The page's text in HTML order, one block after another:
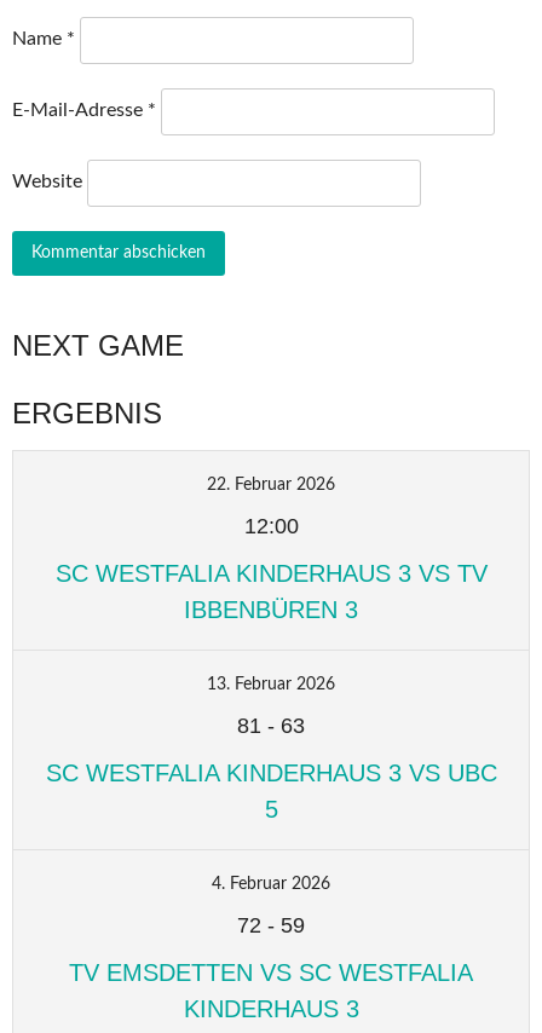
Name *
E-Mail-Adresse *
Website
NEXT GAME
ERGEBNIS
22. Februar 2026
12:00
SC WESTFALIA KINDERHAUS 3 VS TV
IBBENBÜREN 3
13. Februar 2026
81 - 63
SC WESTFALIA KINDERHAUS 3 VS UBC
5
4. Februar 2026
72 - 59
TV EMSDETTEN VS SC WESTFALIA
KINDERHAUS 3